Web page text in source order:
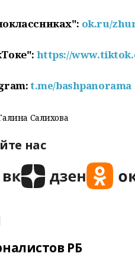
ok.ru/
https://
:t.me/bashpanorama
Салихова
нас
РБ